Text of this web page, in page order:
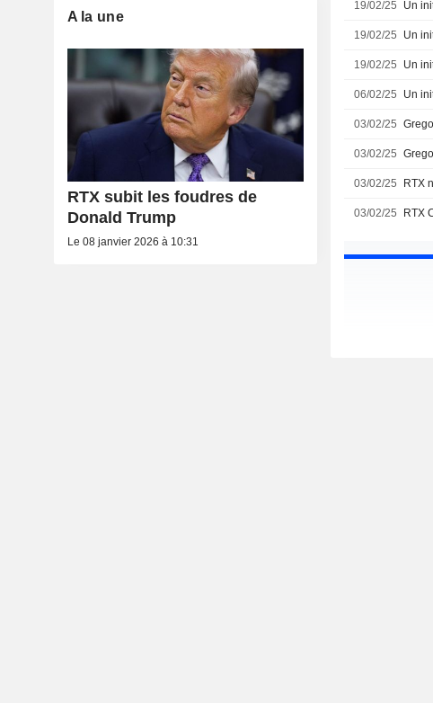
19/02/25
19/02/25
19/02/25
06/02/25
03/02/25
03/02/25
03/02/25 RTX
03/02/25
A la une
RTX subit les foudres de
Donald Trump
Le 08 janvier 2026 à 10:31